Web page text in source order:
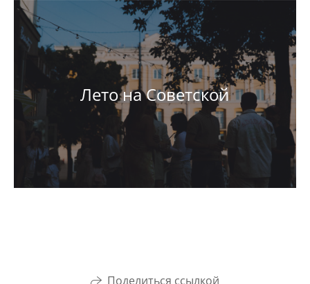
Лето на Советской
Поделиться ссылкой